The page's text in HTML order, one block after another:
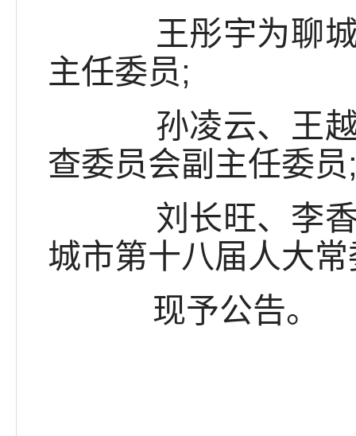
王彤宇为聊城市
主任委员;
孙凌云、王越军
查委员会副主任委员
刘长旺、李香荣
城市第十八届人大
现予公告。